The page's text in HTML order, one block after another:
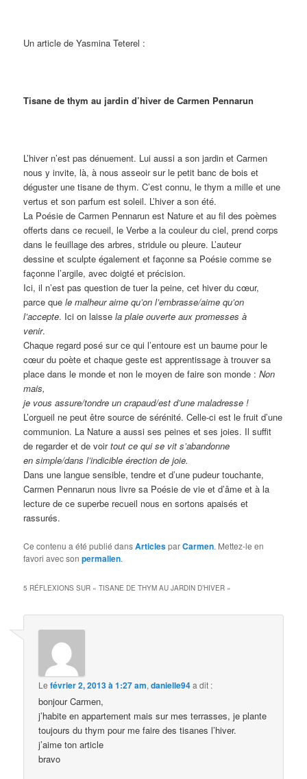
Un article de Yasmina Teterel :
Tisane de thym au jardin d’hiver de Carmen Pennarun
L’hiver n’est pas dénuement. Lui aussi a son jardin et Carmen
nous y invite, là, à nous asseoir sur le petit banc de bois et
déguster une tisane de thym. C’est connu, le thym a mille et une
vertus et son parfum est soleil. L’hiver a son été.
La Poésie de Carmen Pennarun est Nature et au fil des poèmes
offerts dans ce recueil, le Verbe a la couleur du ciel, prend corps
dans le feuillage des arbres, stridule ou pleure. L’auteur
dessine et sculpte également et façonne sa Poésie comme se
façonne l’argile, avec doigté et précision.
Ici, il n’est pas question de tuer la peine, cet hiver du cœur,
parce quele malheur aime qu’on l’embrasse/aime qu’on
l’accepte. Ici on laissela plaie ouverte aux promesses à
venir.
Chaque regard posé sur ce qui l’entoure est un baume pour le
cœur du poète et chaque geste est apprentissage à trouver sa
place dans le monde et non le moyen de faire son monde :Non
mais,
je vous assure/tondre un crapaud/est d’une maladresse !
L’orgueil ne peut être source de sérénité. Celle-ci est le fruit d’une
communion. La Nature a aussi ses peines et ses joies. Il suffit
de regarder et de voirtout ce qui se vit s’abandonne
en simple/dans l’indicible érection de joie.
Dans une langue sensible, tendre et d’une pudeur touchante,
Carmen Pennarun nous livre sa Poésie de vie et d’âme et à la
lecture de ce superbe recueil nous en sortons apaisés et
rassurés.
Ce contenu a été publié dansArticlesparCarmen. Mettez-le en
favori avec sonpermalien.
5 RÉFLEXIONS SUR «TISANE DE THYM AU JARDIN D’HIVER »
Lefévrier 2, 2013 à 1:27 am,danielle94a dit :
bonjour Carmen,
j’habite en appartement mais sur mes terrasses, je plante
toujours du thym pour me faire des tisanes l’hiver.
j’aime ton article
bravo